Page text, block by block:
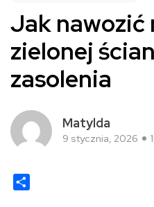
Jak nawozić
zielonej
zasolenia
Matylda
9 stycznia, 2026